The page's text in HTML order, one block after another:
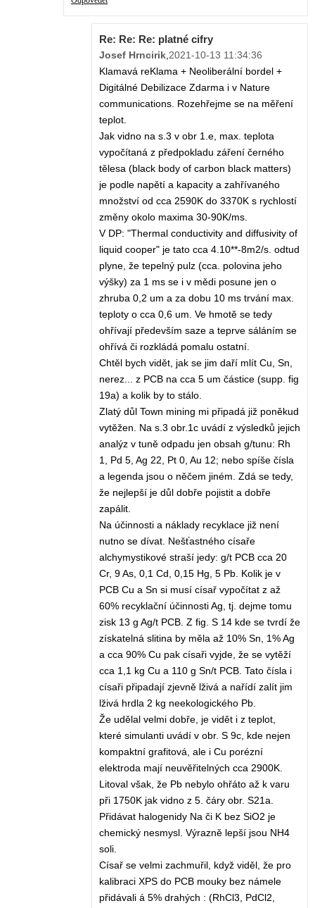
Re: Re: Re: platné cifry
Josef Hrncirik 2021-10-13 11:34:36
Klamavá reKlama + Neoliberální bordel +
Digitálné Debilizace Zdarma i v Nature
communications. Rozehřejme se na měření
teplot.
Jak vidno na s.3 v obr 1.e, max. teplota
vypočítaná z předpokladu záření černého
tělesa (black body of carbon black matters)
je podle napětí a kapacity a zahřívaného
množství od cca 2590K do 3370K s rychlostí
změny okolo maxima 30-90K/ms.
V DP: "Thermal conductivity and diffusivity of
liquid cooper" je tato cca 4.10**-8m2/s. odtud
plyne, že tepelný pulz (cca. polovina jeho
výšky) za 1 ms se i v mědi posune jen o
zhruba 0,2 um a za dobu 10 ms trvání max.
teploty o cca 0,6 um. Ve hmotě se tedy
ohřívají především saze a teprve sáláním se
ohřívá či rozkládá pomalu ostatní.
Chtěl bych vidět, jak se jim daří mlít Cu, Sn,
nerez... z PCB na cca 5 um částice (supp. fig
19a) a kolik by to stálo.
Zlatý důl Town mining mi připadá již poněkud
vytěžen. Na s.3 obr.1c uvádí z výsledků jejich
analýz v tuně odpadu jen obsah g/tunu: Rh
1, Pd 5, Ag 22, Pt 0, Au 12; nebo spíše čísla
a legenda jsou o něčem jiném. Zdá se tedy,
že nejlepší je důl dobře pojistit a dobře
zapálit.
Na účinnosti a náklady recyklace již není
nutno se dívat. Nešťastného císaře
alchymystikové straší jedy: g/t PCB cca 20
Cr, 9 As, 0,1 Cd, 0,15 Hg, 5 Pb. Kolik je v
PCB Cu a Sn si musí císař vypočítat z až
60% recyklační účinnosti Ag, tj. dejme tomu
zisk 13 g Ag/t PCB. Z fig. S 14 kde se tvrdí že
získatelná slitina by měla až 10% Sn, 1% Ag
a cca 90% Cu pak císaři vyjde, že se vytěží
cca 1,1 kg Cu a 110 g Sn/t PCB. Tato čísla i
císaři připadají zjevně lživá a nařídí zalít jim
lživá hrdla 2 kg neekologického Pb.
Že udělal velmi dobře, je vidět i z teplot,
které simulanti uvádí v obr. S 9c, kde nejen
kompaktní grafitová, ale i Cu porézní
elektroda mají neuvěřitelných cca 2900K.
Litoval však, že Pb nebylo ohřáto až k varu
při 1750K jak vidno z 5. čáry obr. S21a.
Přidávat halogenidy Na či K bez SiO2 je
chemický nesmysl. Výrazně lepší jsou NH4
soli.
Císař se velmi zachmuřil, když viděl, že pro
kalibraci XPS do PCB mouky bez námele
přidávali á 5% drahých : (RhCl3, PdCl2,